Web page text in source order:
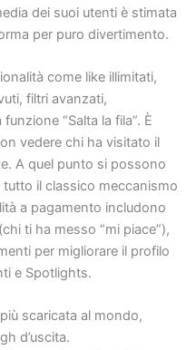
dei suoi utenti è stimata
per puro divertimento.
come like illimitati,
filtri avanzati,
“Salta la fila”. È
vedere chi ha visitato il
A quel punto si possono
il classico meccanismo
a pagamento includono
ti ha messo “mi piace”),
per migliorare il profilo
e Spotlights.
scaricata al mondo,
d’uscita.